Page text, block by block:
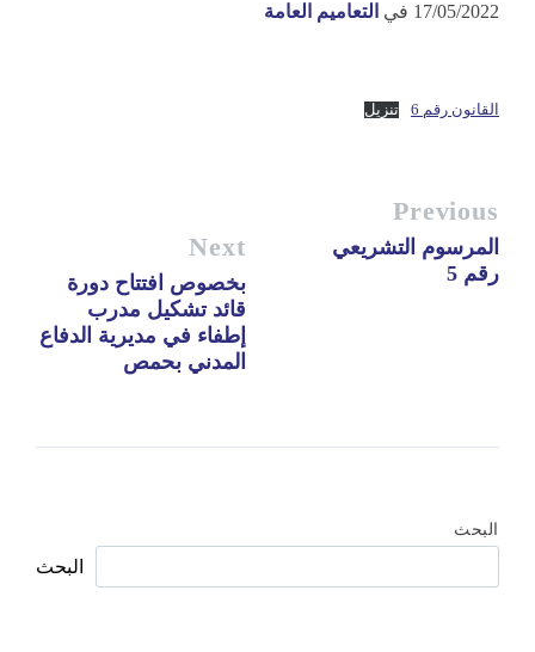
17/05/2022 في التعاميم العامة
القانون رقم 6 تنزيل
Previous
المرسوم التشريعي
رقم 5
Next
بخصوص افتتاح دورة
قائد تشكيل مدرب
إطفاء في مديرية الدفاع
المدني بحمص
البحث
البحث